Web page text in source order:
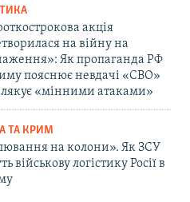
акція
на війну на
Як пропаганда РФ
пояснює невдачі «СВО»
«мінними атаками»
ТА КРИМ
на колони». Як ЗСУ
військову логістику Росії в